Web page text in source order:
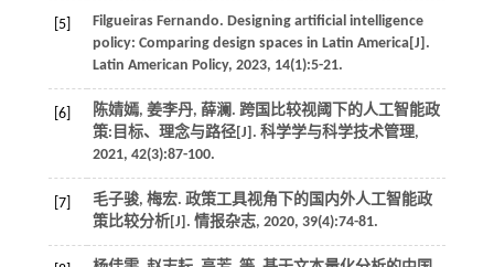
[5] Filgueiras Fernando. Designing artificial intelligence
policy: Comparing design spaces in Latin America[J].
Latin American Policy, 2023, 14(1):5-21.
[6]
陈婧嫣, 姜李丹, 薛澜. 跨国比较视阈下的人工智能政
策:目标、理念与路径[J]. 科学学与科学技术管理,
2021, 42(3):87-100.
[7]
毛子骏, 梅宏. 政策工具视角下的国内外人工智能政
策比较分析[J]. 情报杂志, 2020, 39(4):74-81.